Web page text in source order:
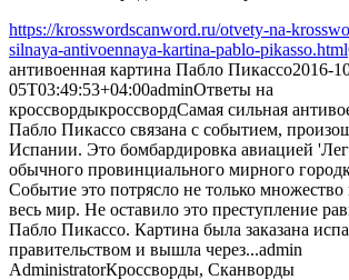
https://krosswordscanword.ru/otvety-na-
silnaya-antivoennaya-kartina-pablo-pikasso.html
антивоенная картина Пабло Пикассо2016-
05T03:49:53+04:00adminОтветы на
кроссвордыкроссвордСамая сильная
Пабло Пикассо связана с событием,
Испании. Это бомбардировка авиацией
обычного провинциального мирного
Событие это потрясло не только
весь мир. Не оставило это преступление
Пабло Пикассо. Картина была заказана
правительством и вышла через...admin
AdministratorКроссворды, Сканворды